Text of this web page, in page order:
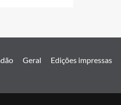
Geral Edições impressas